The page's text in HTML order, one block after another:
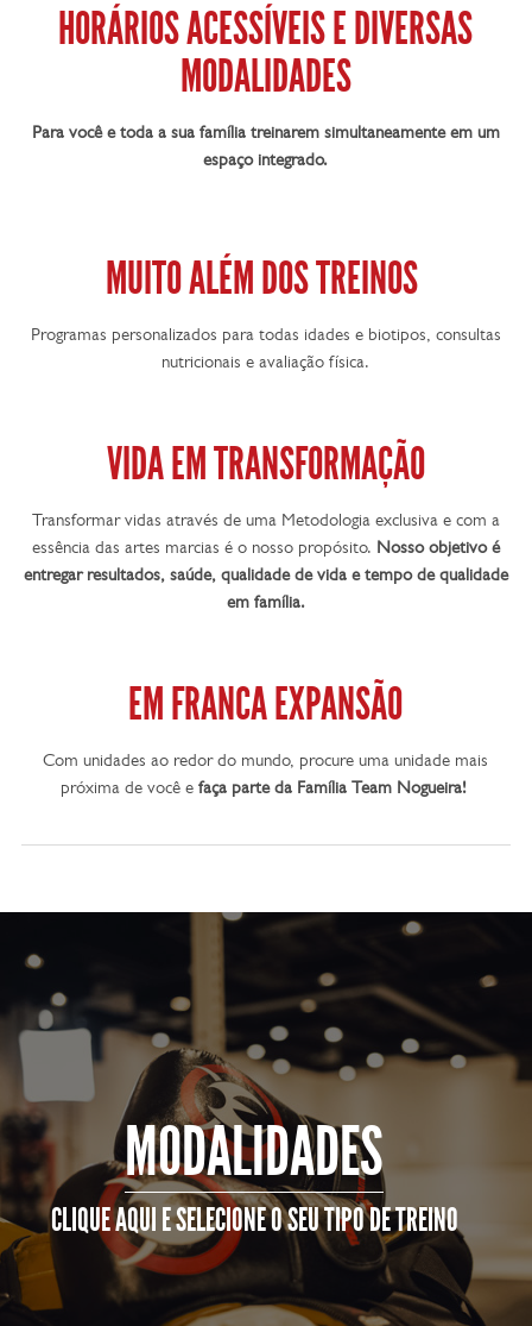
HORÁRIOS ACESSÍVEIS E DIVERSAS
MODALIDADES
Para você e toda a sua família treinarem simultaneamente em um
espaço integrado.
MUITO ALÉM DOS TREINOS
Programas personalizados para todas idades e biotipos, consultas
nutricionais e avaliação física.
VIDA EM TRANSFORMAÇÃO
Transformar vidas através de uma Metodologia exclusiva e com a
essência das artes marcias é o nosso propósito. Nosso objetivo é
entregar resultados, saúde, qualidade de vida e tempo de qualidade
em família.
EM FRANCA EXPANSÃO
Com unidades ao redor do mundo, procure uma unidade mais
próxima de você e faça parte da Família Team Nogueira!
MODALIDADES
CLIQUE AQUI E SELECIONE O SEU TIPO DE TREINO